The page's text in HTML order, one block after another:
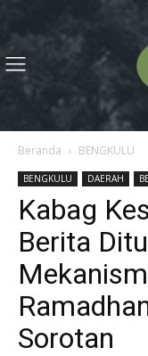
Beranda BENGKULU
BENGKULU DAERAH
Kabag
Berita
Sorotan